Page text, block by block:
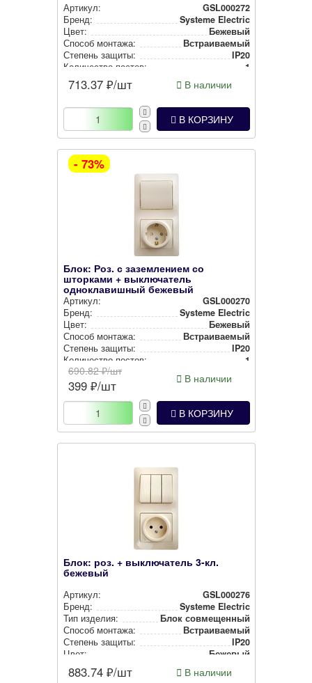
Артикул:
GSL000272
Бренд:
Systeme Electric
Цвет:
Бежевый
Способ монтажа:
Встра­ива­емый
Степень защиты:
IP20
Количество постов:
1
713.37 ₽/шт В наличии
В КОРЗИНУ
- 73%
Блок: Роз. с заземлением со
шторками + выключатель
одноклавишный бежевый
Артикул:
GSL000270
Бренд:
Systeme Electric
Цвет:
Бежевый
Способ монтажа:
Встра­ива­емый
Степень защиты:
IP20
Количество постов:
1
690.82₽/шт
399 ₽/шт В наличии
В КОРЗИНУ
Блок: роз. + выключатель 3-кл.
бежевый
Артикул:
GSL000276
Бренд:
Systeme Electric
Тип изделия:
Блок сов­ме­щен­ный
Способ монтажа:
Встра­ива­емый
Степень защиты:
IP20
Цвет:
Бежевый
883.74 ₽/шт В наличии